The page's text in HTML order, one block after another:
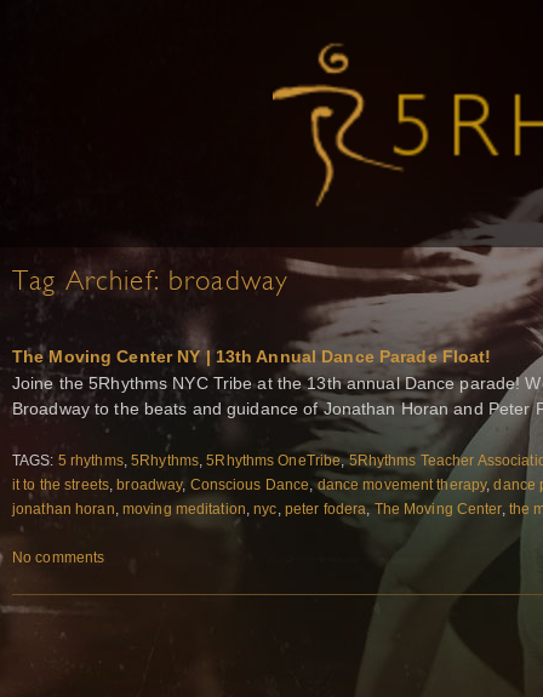
Tag Archief: broadway
The Moving Center NY | 13th Annual Dance Parade Float!
Joine the 5Rhythms NYC Tribe at the 13th annual Dance parade!
Broadway to the beats and guidance of Jonathan Horan and Peter
TAGS: 5 rhythms,5Rhythms,5Rhythms OneTribe,5Rhythms Teacher
it to the streets, broadway, Conscious Dance,dance movement therapy,dance
jonathan horan, moving meditation,nyc, peter fodera, The Moving Center, the
No comments